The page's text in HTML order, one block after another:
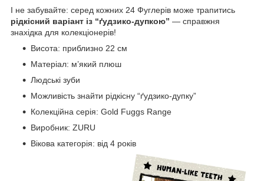
І не забувайте: серед кожних 24 Фуглерів може трапитись
рідкісний варіант із “ґудзико-дупкою” — справжня
знахідка для колекціонерів!
Висота: приблизно 22 см
Матеріал: м’який плюш
Людські зуби
Можливість знайти рідкісну “ґудзико-дупку”
Колекційна серія: Gold Fuggs Range
Виробник: ZURU
Вікова категорія: від 4 років